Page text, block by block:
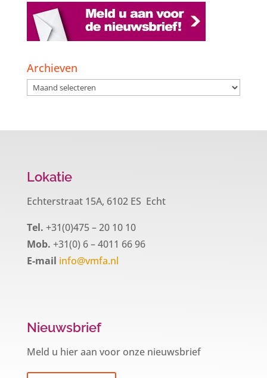
Archieven
Archieven
Lokatie
Echterstraat 15A, 6102 ES Echt
Tel. +31(0)475 – 20 10 10
Mob. +31(0) 6 – 4011 66 96
E-mail info@vmfa.nl
Nieuwsbrief
Meld u hier aan voor onze nieuwsbrief